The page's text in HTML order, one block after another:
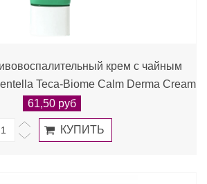
крем с чайным
Teca-Biome Calm Derma Cream
61,50 руб